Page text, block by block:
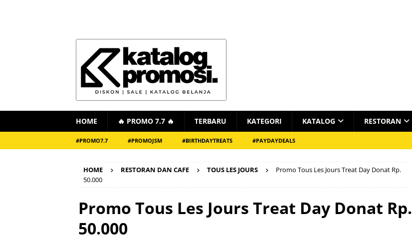
HOME 🔥 PROMO 7.7 🔥 TERBARU KATEGORI KATALOG RESTORAN
#PROMO7.7 #PROMOJSM #BIRTHDAYTREATS #PAYDAYDEALS
HOME RESTORAN DAN CAFE TOUS LES JOURS
Promo Tous Les Jours Treat Day Donat Rp.
50.000
Promo Tous Les Jours Treat Day Donat Rp.
50.000